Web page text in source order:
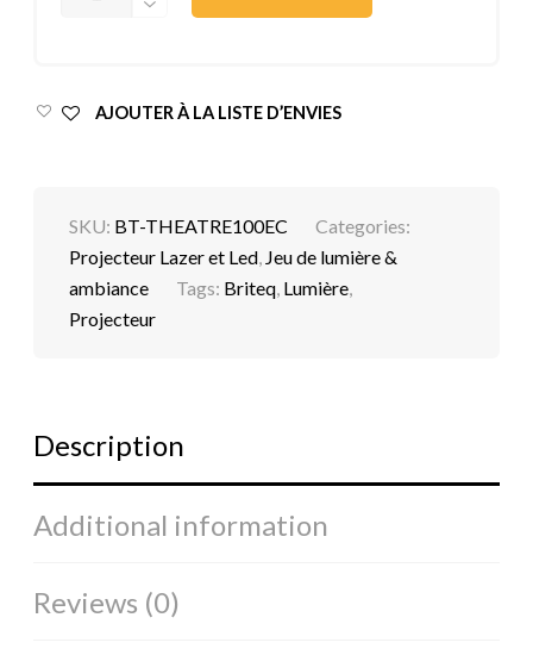
AJOUTER À LA LISTE D’ENVIES
SKU: BT-THEATRE100EC
Categories:
Projecteur Lazer et Led Jeu de lumière &
ambiance
Tags: Briteq Lumière
Projecteur
Description
Additional information
Reviews (0)